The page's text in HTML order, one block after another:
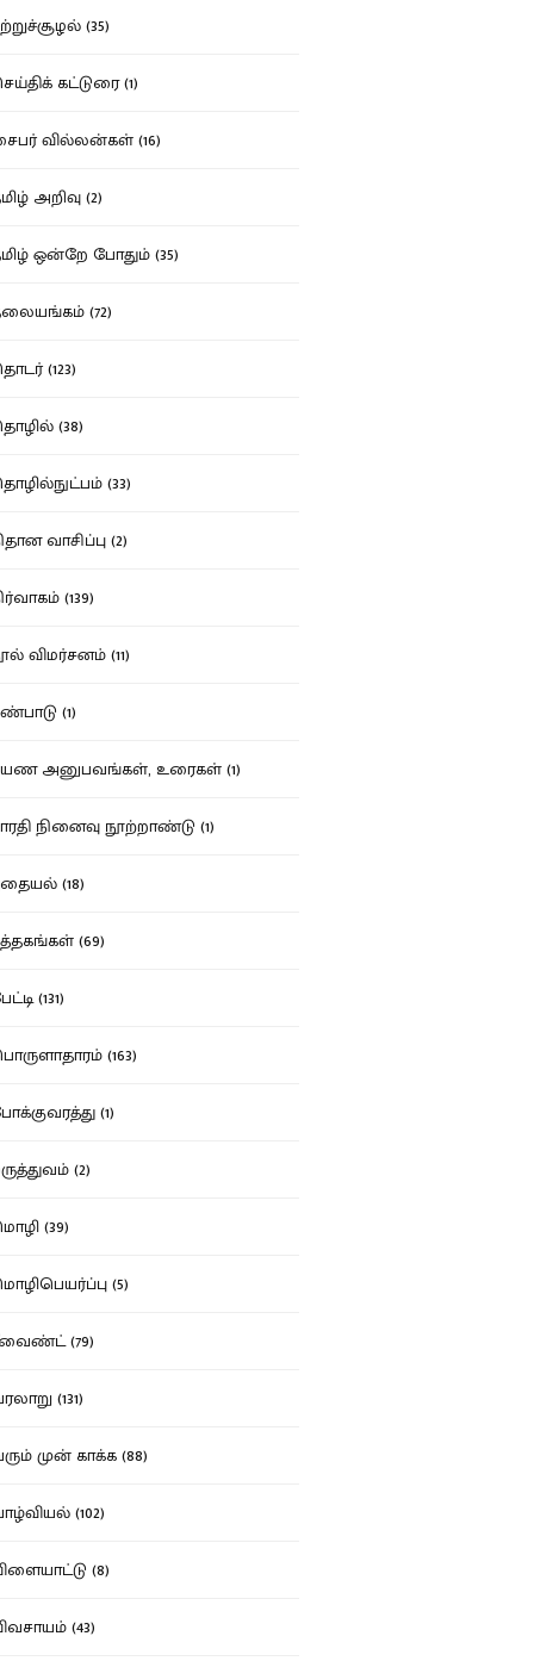
(35)
கட்டுரை (1)
வில்லன்கள் (16)
அறிவு (2)
ஒன்றே போதும் (35)
(72)
(123)
(38)
(33)
வாசிப்பு (2)
(139)
விமர்சனம் (11)
(1)
அனுபவங்கள், உரைகள் (1)
நினைவு நூற்றாண்டு (1)
(18)
(69)
(131)
(163)
(1)
(2)
(39)
(5)
(79)
(131)
முன் காக்க (88)
(102)
(8)
(43)